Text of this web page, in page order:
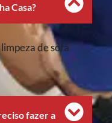
Casa?
de sofá
fazer a